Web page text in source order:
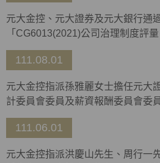
元大金控、元大證券及元大銀行通
「CG6013(2021)公司治理制度評
111.08.01
元大金控指派孫雅麗女士擔任元大
計委員會委員及薪資報酬委員會委
111.06.01
元大金控指派洪慶山先生、周行一